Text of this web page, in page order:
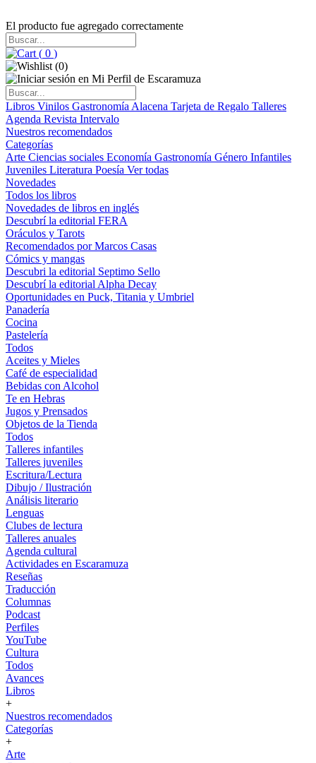
El producto fue agregado correctamente
( 0 )
(0)
Libros Vinilos Gastronomía Alacena Tarjeta de Regalo Talleres
Agenda Revista Intervalo
Nuestros recomendados
Categorías
Arte Ciencias sociales Economía Gastronomía Género Infantiles
Juveniles Literatura Poesía Ver todas
Novedades
Todos los libros
Novedades de libros en inglés
Descubrí la editorial FERA
Oráculos y Tarots
Recomendados por Marcos Casas
Cómics y mangas
Descubri la editorial Septimo Sello
Descubrí la editorial Alpha Decay
Oportunidades en Puck, Titania y Umbriel
Panadería
Cocina
Pastelería
Todos
Aceites y Mieles
Café de especialidad
Bebidas con Alcohol
Te en Hebras
Jugos y Prensados
Objetos de la Tienda
Todos
Talleres infantiles
Talleres juveniles
Escritura/Lectura
Dibujo / Ilustración
Análisis literario
Lenguas
Clubes de lectura
Talleres anuales
Agenda cultural
Actividades en Escaramuza
Reseñas
Traducción
Columnas
Podcast
Perfiles
YouTube
Cultura
Todos
Avances
Libros
+
Nuestros recomendados
Categorías
+
Arte